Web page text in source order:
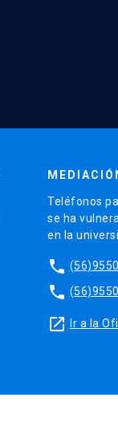
Teléfonos
se ha
en la
phone
phone
launch Ir a la